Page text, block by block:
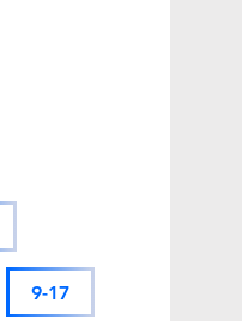
9-17